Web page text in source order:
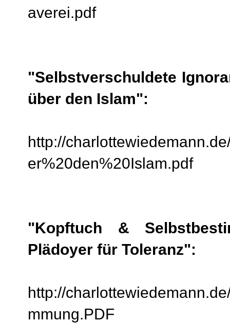
averei.pdf
"Selbstverschuldete
über den Islam":
http://
er%20den%20Islam.pdf
"Kopftuch &
Plädoyer für Toleranz":
http://
mmung.PDF